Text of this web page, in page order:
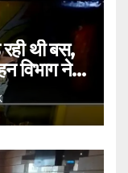
थी बस,
विभाग ने